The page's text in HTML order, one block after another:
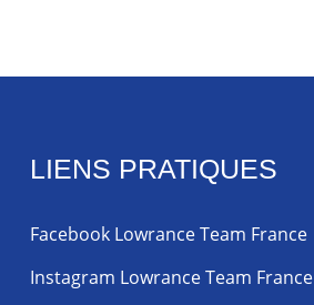
LIENS PRATIQUES
Facebook Lowrance Team France
Instagram Lowrance Team France